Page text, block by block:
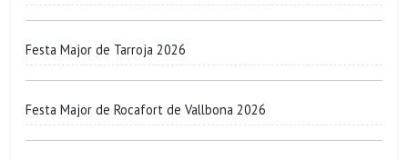
Festa Major de Tarroja 2026
Festa Major de Rocafort de Vallbona 2026